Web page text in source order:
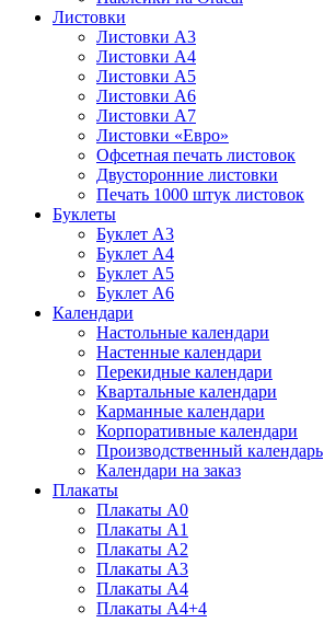
Листовки
Листовки А3
Листовки А4
Листовки А5
Листовки А6
Листовки А7
Листовки «Евро»
Офсетная печать листовок
Двусторонние листовки
Печать 1000 штук листовок
Буклеты
Буклет А3
Буклет А4
Буклет А5
Буклет А6
Календари
Настольные календари
Настенные календари
Перекидные календари
Квартальные календари
Карманные календари
Корпоративные календари
Производственный календарь
Календари на заказ
Плакаты
Плакаты А0
Плакаты А1
Плакаты А2
Плакаты А3
Плакаты А4
Плакаты А4+4